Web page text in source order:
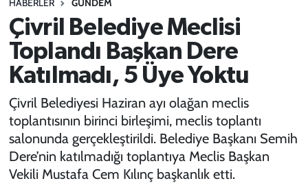
HABERLER GÜNDEM
Çivril Belediye Meclisi
Toplandı Başkan Dere
Katılmadı, 5 Üye Yoktu
Çivril Belediyesi Haziran ayı olağan meclis
toplantısının birinci birleşimi, meclis toplantı
salonunda gerçekleştirildi. Belediye Başkanı Semih
Dere’nin katılmadığı toplantıya Meclis Başkan
Vekili Mustafa Cem Kılınç başkanlık etti.
SPOR
TEKNOLOJİ
YAŞAM